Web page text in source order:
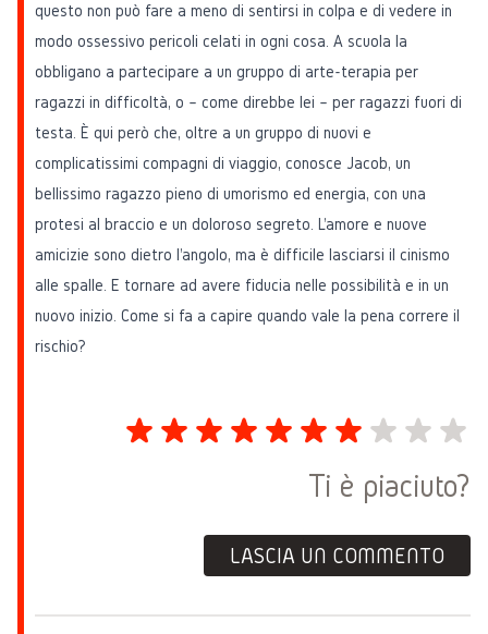
Ti è piaciuto?
LASCIA UN COMMENTO
questo non può fare a meno di sentirsi in colpa e di vedere in
modo ossessivo pericoli celati in ogni cosa. A scuola la
obbligano a partecipare a un gruppo di arte-terapia per
ragazzi in difficoltà, o – come direbbe lei – per ragazzi fuori di
testa. È qui però che, oltre a un gruppo di nuovi e
complicatissimi compagni di viaggio, conosce Jacob, un
bellissimo ragazzo pieno di umorismo ed energia, con una
protesi al braccio e un doloroso segreto. L'amore e nuove
amicizie sono dietro l'angolo, ma è difficile lasciarsi il cinismo
alle spalle. E tornare ad avere fiducia nelle possibilità e in un
nuovo inizio. Come si fa a capire quando vale la pena correre il
rischio?